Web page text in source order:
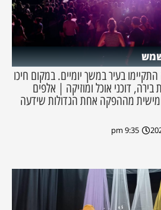
בעיר במשך יומיים. במקום חיכו
דוכני אוכל ומוזיקה | אלפים
מההפקה אחת הגדולות שידעה
9:35 pm